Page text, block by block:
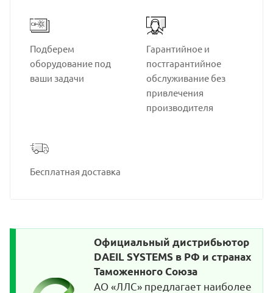
Подберем
оборудование под
ваши задачи
Гарантийное и
постгарантийное
обслуживание без
привлечения
производителя
Бесплатная доставка
Официальный дистрибьютор
DAEIL SYSTEMS в РФ и странах
Таможенного Союза
АО «ЛЛС» предлагает наиболее